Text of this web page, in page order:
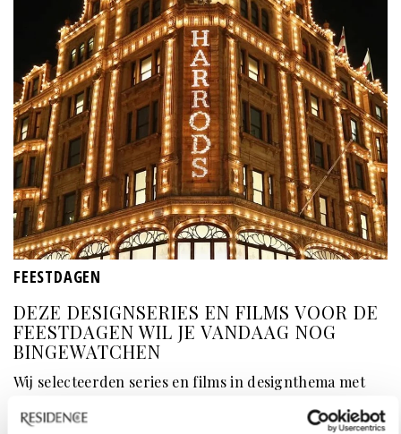
FEESTDAGEN
DEZE DESIGNSERIES EN FILMS VOOR DE
FEESTDAGEN WIL JE VANDAAG NOG
BINGEWATCHEN
Wij selecteerden series en films in designthema met